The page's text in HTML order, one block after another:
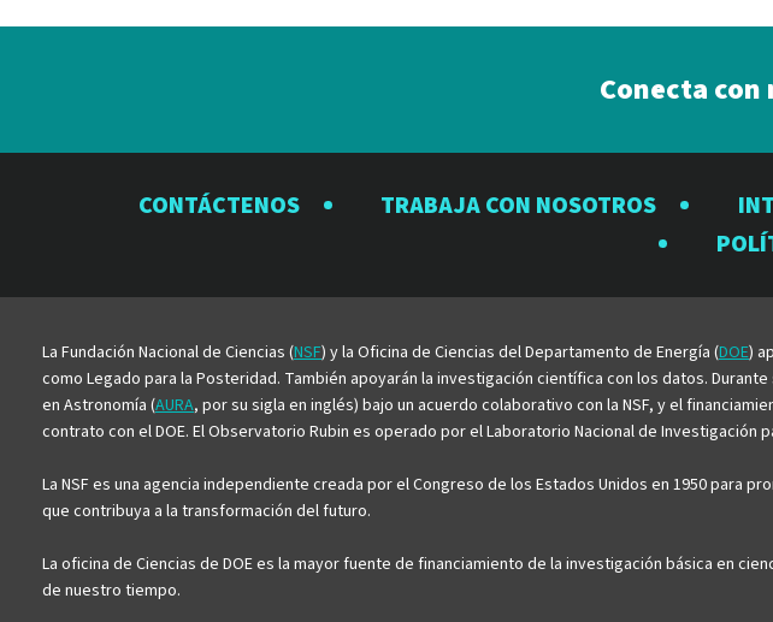
Conecta
CONTÁCTENOS TRABAJA CON NOSOTROS
La Fundación Nacional de Ciencias (NSF) y la Oficina de Ciencias del Departamento de Energía (DOE)
como Legado para la Posteridad. También apoyarán la investigación científica con los datos.
en Astronomía (AURA, por su sigla en inglés) bajo un acuerdo colaborativo con la NSF, y el
contrato con el DOE. El Observatorio Rubin es operado por el Laboratorio Nacional de Investigación
La NSF es una agencia independiente creada por el Congreso de los Estados Unidos en 1950 para
que contribuya a la transformación del futuro.
La oficina de Ciencias de DOE es la mayor fuente de financiamiento de la investigación básica en
de nuestro tiempo.